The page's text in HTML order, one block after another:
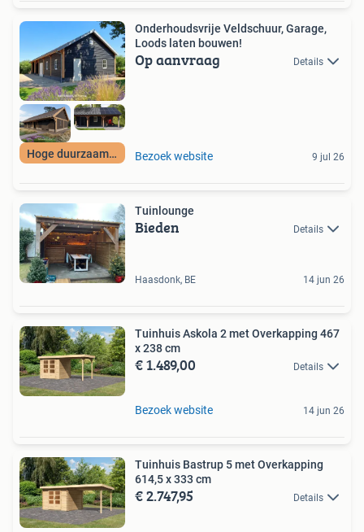
Hoge duurzaamheid
Onderhoudsvrije Veldschuur, Garage,
Loods laten bouwen!
Op aanvraag Details
Bezoek website 9 jul 26
Tuinlounge
Bieden Details
Haasdonk, BE 14 jun 26
Tuinhuis Askola 2 met Overkapping 467
x 238 cm
€ 1.489,00 Details
Bezoek website 14 jun 26
Tuinhuis Bastrup 5 met Overkapping
614,5 x 333 cm
€ 2.747,95 Details